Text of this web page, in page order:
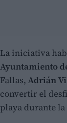
La iniciativa
Ayuntamiento
Fallas, Adrián
convertir el
playa durante